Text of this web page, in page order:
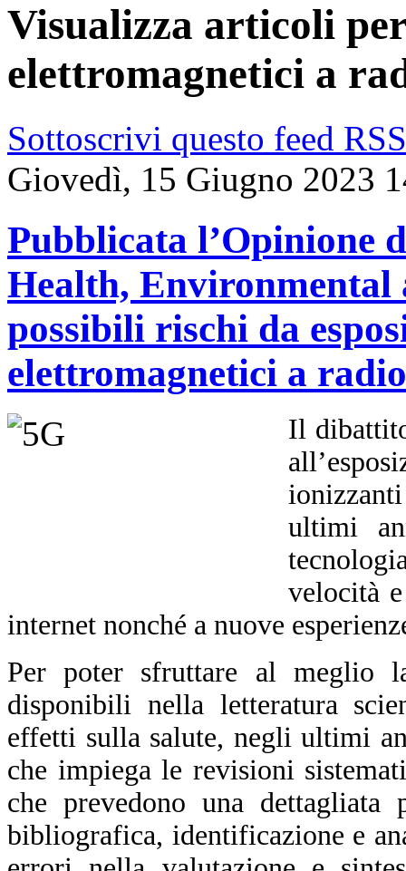
Visualizza articoli
elettromagnetici a
Sottoscrivi questo feed RSS
Giovedì, 15 Giugno 2023
Pubblicata l’Opinione
Health, Environmental
possibili rischi da
elettromagnetici a
Il
ultimi
velocità
internet nonché a nuove
Per poter sfruttare al meglio
disponibili nella letteratura
effetti sulla salute, negli ultimi
che impiega le revisioni
che prevedono una dettagliata
bibliografica, identificazione e